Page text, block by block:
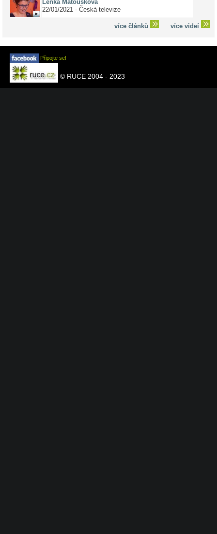
Lenka Matoušková
22/01/2021 - Česká televize
více článků více videí
Připojte se!
© RUCE 2004 - 2023